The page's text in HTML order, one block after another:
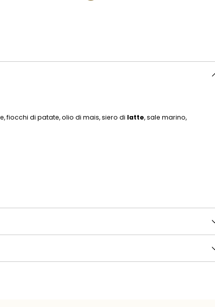
fiocchi di patate, olio di mais, siero di latte, sale marino,